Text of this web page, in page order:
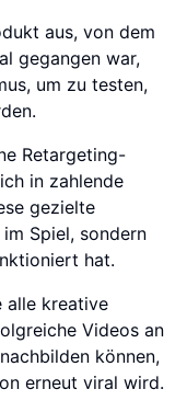
aus, von dem
gegangen war,
um zu testen,
Retargeting-
in zahlende
gezielte
Spiel, sondern
hat.
alle kreative
Videos an
können,
erneut viral wird.